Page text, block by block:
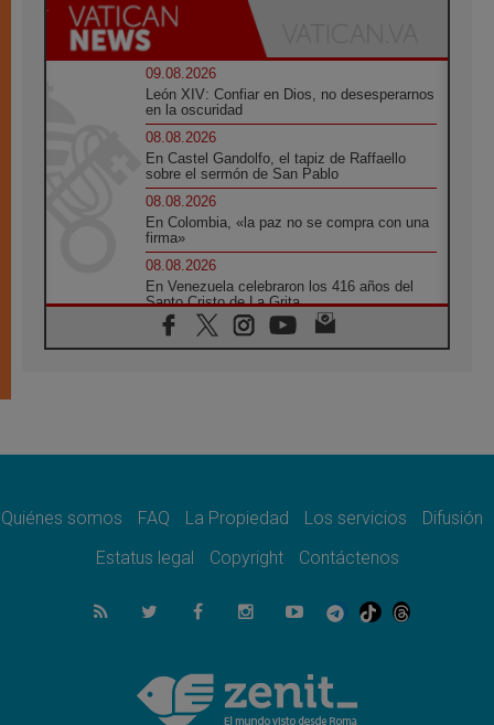
09.08.2026
León XIV: Confiar en Dios, no desesperarnos
en la oscuridad
08.08.2026
En Castel Gandolfo, el tapiz de Raffaello
sobre el sermón de San Pablo
08.08.2026
En Colombia, «la paz no se compra con una
firma»
08.08.2026
En Venezuela celebraron los 416 años del
Santo Cristo de La Grita
08.08.2026
El Papa: en Santa Ágata contemplamos la
07.08.2026
07.08.2026
crisis olvidada
Bokalic: "En Argentina el Papa León señalará
el compromiso del cristiano"
La matanza de niños en Gaza no cesa: 300
muertos en 300 días
Quiénes somos FAQ La Propiedad Los servicios
Difusión
Estatus legal
Copyright Contáctenos